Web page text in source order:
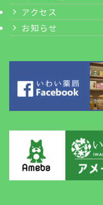
アクセス
お知らせ